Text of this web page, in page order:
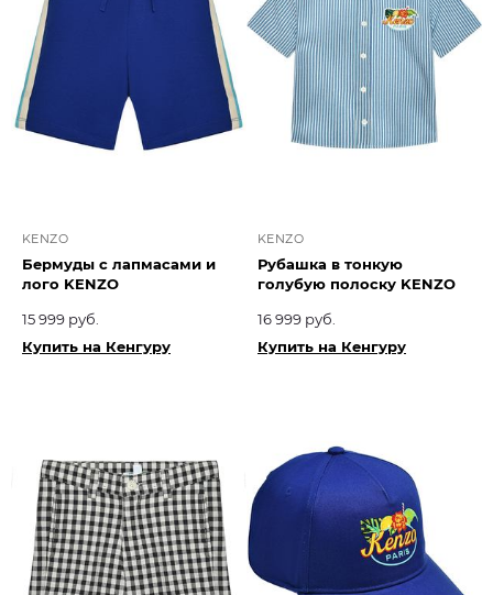
KENZO
Бермуды с лапмасами и
лого KENZO
15 999 руб.
Купить на Кенгуру
KENZO
Рубашка в тонкую
голубую полоску KENZO
16 999 руб.
Купить на Кенгуру